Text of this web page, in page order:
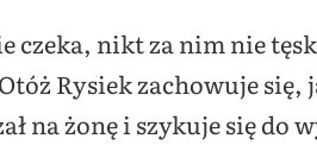
czeka, nikt za nim nie
Rysiek zachowuje się,
na żonę i szykuje się do